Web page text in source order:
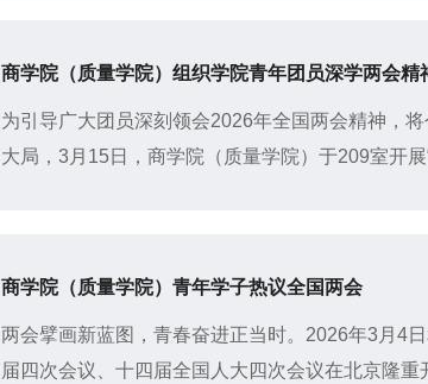
商学院（质量学院）组织学院青年团员深学两会精
为引导广大团员深刻领会2026年全国两会精神，
大局，3月15日，商学院（质量学院）于209室开
商学院（质量学院）青年学子热议全国两会
两会擘画新蓝图，青春奋进正当时。2026年3月4
届四次会议、十四届全国人大四次会议在北京隆重